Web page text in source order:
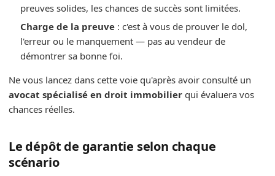
preuves solides, les chances de succès sont limitées.
Charge de la preuve: c'est à vous de prouver le dol,
l'erreur ou le manquement — pas au vendeur de
démontrer sa bonne foi.
Ne vous lancez dans cette voie qu'après avoir consulté un
avocat spécialisé en droit immobilier qui évaluera vos
chances réelles.
Le dépôt de garantie selon chaque
scénario